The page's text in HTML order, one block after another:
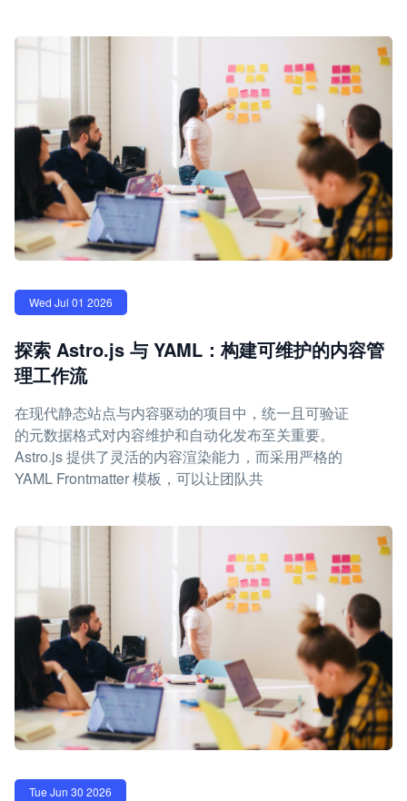
Wed Jul 01 2026
探索 Astro.js 与 YAML：构建可维护的内容管
理工作流
在现代静态站点与内容驱动的项目中，统一且可验证
的元数据格式对内容维护和自动化发布至关重要。
Astro.js 提供了灵活的内容渲染能力，而采用严格的
YAML Frontmatter 模板，可以让团队共
Tue Jun 30 2026